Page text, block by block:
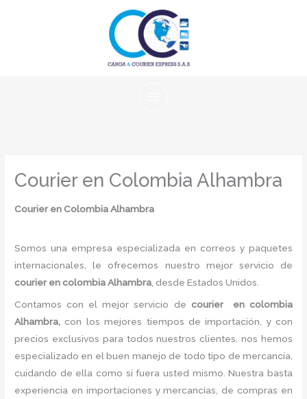
Courier en Colombia Alhambra
Courier en Colombia Alhambra
Somos una empresa especializada en correos y paquetes
internacionales, le ofrecemos nuestro mejor servicio de
courier en colombia Alhambra , desde Estados Unidos.
Contamos con el mejor servicio de courier en colombia
Alhambra, con los mejores tiempos de importación, y con
precios exclusivos para todos nuestros clientes, nos hemos
especializado en el buen manejo de todo tipo de mercancía,
cuidando de ella como si fuera usted mismo. Nuestra basta
experiencia en importaciones y mercancías, de compras en